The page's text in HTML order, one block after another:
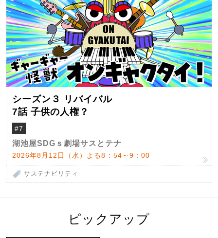
シーズン３ リバイバル
7話 子供の人権？
#7
湖池屋SDGｓ劇場サスとテナ
2026年8月12日（水）よる8：54～9：00
サステナビリティ
ピックアップ